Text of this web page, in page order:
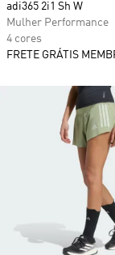
adi365 2i1 Sh W
Mulher Performance
4 cores
FRETE GRÁTIS